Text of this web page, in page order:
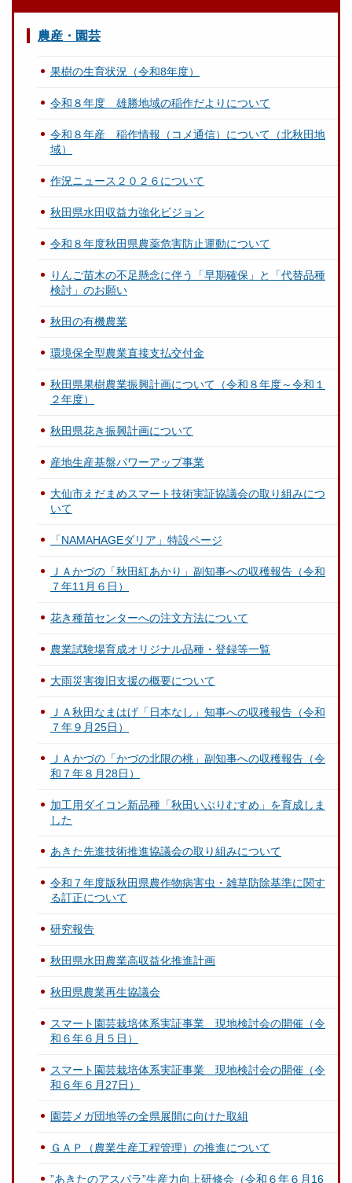
農産・園芸
果樹の生育状況（令和8年度）
令和８年度 雄勝地域の稲作だよりについて
令和８年産 稲作情報（コメ通信）について（北秋田地
域）
作況ニュース２０２６について
秋田県水田収益力強化ビジョン
令和８年度秋田県農薬危害防止運動について
りんご苗木の不足懸念に伴う「早期確保」と「代替品種
検討」のお願い
秋田の有機農業
環境保全型農業直接支払交付金
秋田県果樹農業振興計画について（令和８年度～令和１
２年度）
秋田県花き振興計画について
産地生産基盤パワーアップ事業
大仙市えだまめスマート技術実証協議会の取り組みにつ
いて
「NAMAHAGEダリア」特設ページ
ＪＡかづの「秋田紅あかり」副知事への収穫報告（令和
７年11月６日）
花き種苗センターへの注文方法について
農業試験場育成オリジナル品種・登録等一覧
大雨災害復旧支援の概要について
ＪＡ秋田なまはげ「日本なし」知事への収穫報告（令和
７年９月25日）
ＪＡかづの「かづの北限の桃」副知事への収穫報告（令
和７年８月28日）
加工用ダイコン新品種「秋田いぶりむすめ」を育成しま
した
あきた先進技術推進協議会の取り組みについて
令和７年度版秋田県農作物病害虫・雑草防除基準に関す
る訂正について
研究報告
秋田県水田農業高収益化推進計画
秋田県農業再生協議会
スマート園芸栽培体系実証事業 現地検討会の開催（令
和６年６月５日）
スマート園芸栽培体系実証事業 現地検討会の開催（令
和６年６月27日）
園芸メガ団地等の全県展開に向けた取組
ＧＡＰ（農業生産工程管理）の推進について
”あきたのアスパラ”生産力向上研修会（令和６年６月16